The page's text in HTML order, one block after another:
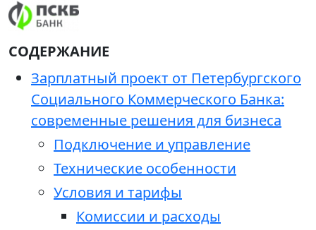
СОДЕРЖАНИЕ
Зарплатный проект от Петербургского
Социального Коммерческого Банка:
современные решения для бизнеса
Подключение и управление
Технические особенности
Условия и тарифы
Комиссии и расходы